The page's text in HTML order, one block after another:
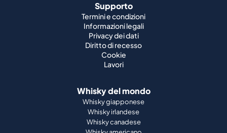
Supporto
Termini e condizioni
Informazioni legali
Privacy dei dati
Diritto di recesso
Cookie
Lavori
Whisky del mondo
Whisky giapponese
Whisky irlandese
Whisky canadese